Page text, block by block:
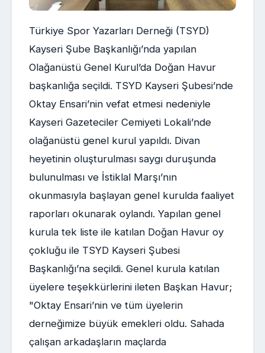
Türkiye Spor Yazarları Derneği (TSYD)
Kayseri Şube Başkanlığı’nda yapılan
Olağanüstü Genel Kurul’da Doğan Havur
başkanlığa seçildi. TSYD Kayseri Şubesi’nde
Oktay Ensari’nin vefat etmesi nedeniyle
Kayseri Gazeteciler Cemiyeti Lokali’nde
olağanüstü genel kurul yapıldı. Divan
heyetinin oluşturulması saygı duruşunda
bulunulması ve İstiklal Marşı’nın
okunmasıyla başlayan genel kurulda faaliyet
raporları okunarak oylandı. Yapılan genel
kurula tek liste ile katılan Doğan Havur oy
çokluğu ile TSYD Kayseri Şubesi
Başkanlığı’na seçildi. Genel kurula katılan
üyelere teşekkürlerini ileten Başkan Havur;
"Oktay Ensari’nin ve tüm üyelerin
derneğimize büyük emekleri oldu. Sahada
çalışan arkadaşların maçlarda